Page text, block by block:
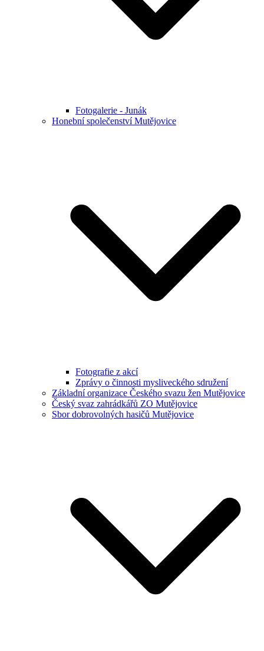
Fotogalerie - Junák
Honební společenství Mutějovice
Fotografie z akcí
Zprávy o činnosti mysliveckého sdružení
Základní organizace Českého svazu žen Mutějovice
Český svaz zahrádkářů ZO Mutějovice
Sbor dobrovolných hasičů Mutějovice